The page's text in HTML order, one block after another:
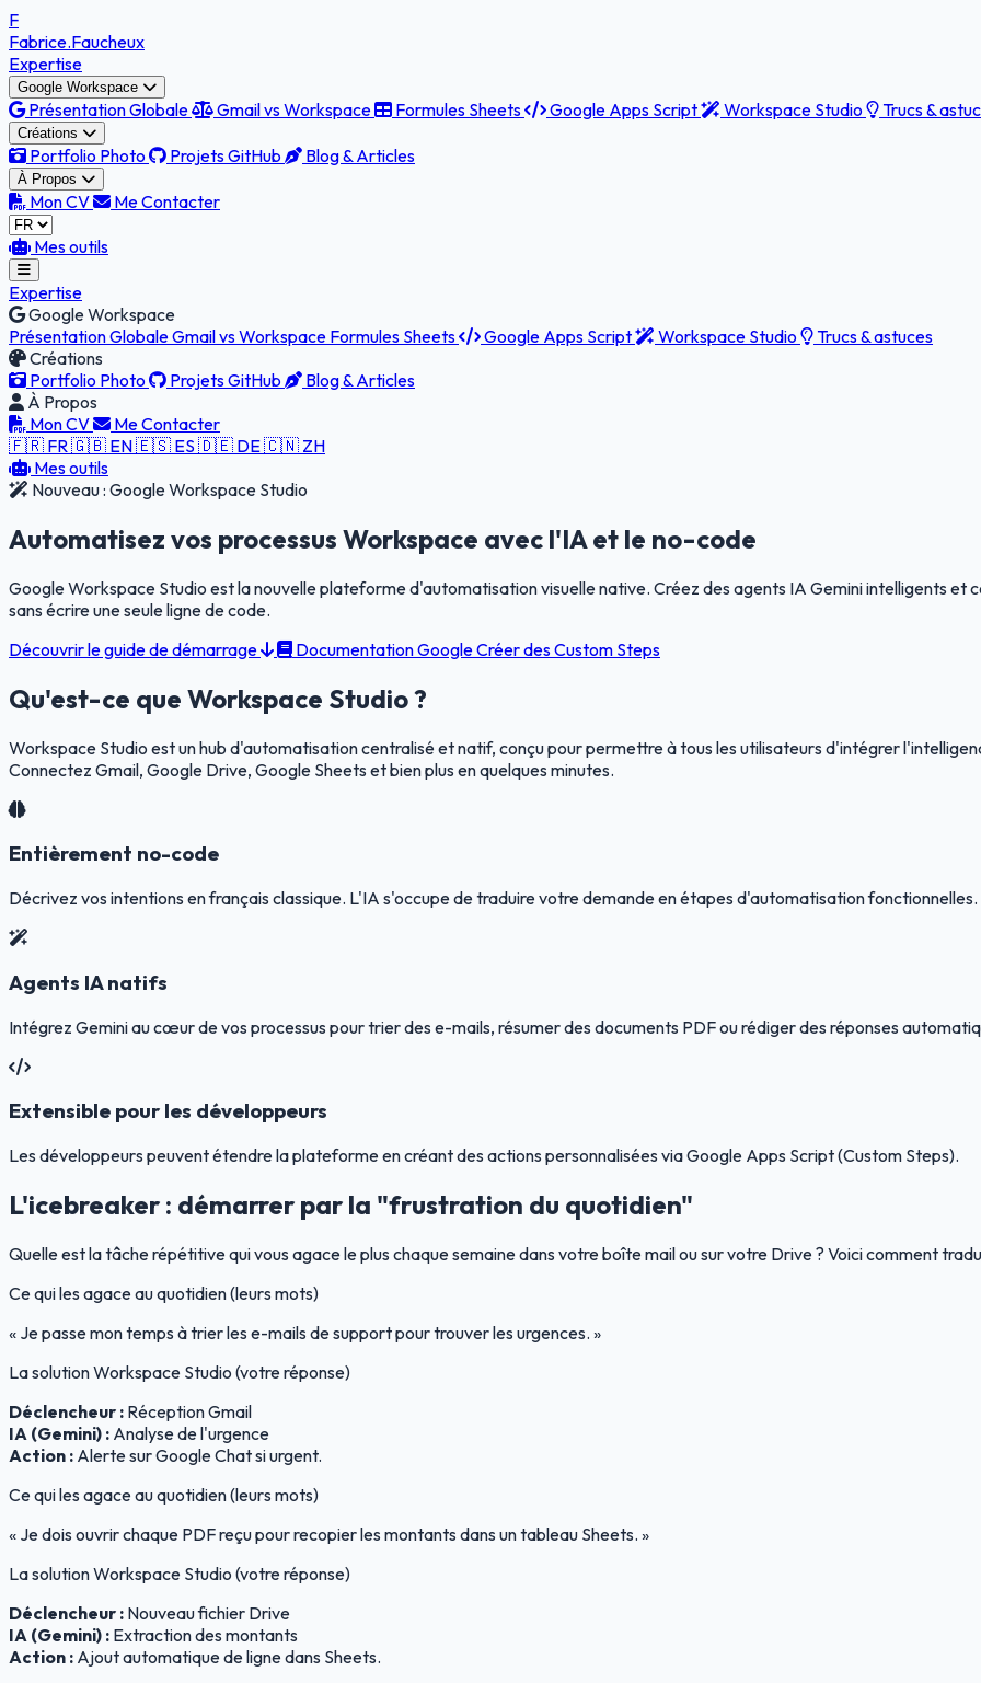
F
Fabrice.Faucheux
Expertise
Google Workspace
Présentation Globale Gmail vs Workspace Formules Sheets Google Apps Script Workspace Studio Trucs &
Créations
Portfolio Photo Projets GitHub Blog & Articles
À Propos
Mon CV Me Contacter
Mes outils
Expertise
Google Workspace
Présentation GlobaleGmail vs Workspace Formules Sheets Google Apps Script Workspace Studio
Trucs & astuces
Créations
Portfolio Photo
Projets GitHub
Blog & Articles
À Propos
Mon CV
Me Contacter
🇫🇷 FR🇬🇧 EN🇪🇸 ES 🇩🇪 DE🇨🇳 ZH
Mes outils
Nouveau : Google Workspace Studio
Automatisez vos processus Workspace avec l'IA et le no-code
Google Workspace Studio est la nouvelle plateforme d'automatisation visuelle native. Créez des agents IA Gemini intelligents et
sans écrire une seule ligne de code.
Découvrir le guide de démarrage
Documentation GoogleCréer des Custom Steps
Qu'est-ce que Workspace Studio ?
Workspace Studio est un hub d'automatisation centralisé et natif, conçu pour permettre à tous les utilisateurs d'intégrer
Connectez Gmail, Google Drive, Google Sheets et bien plus en quelques minutes.
Entièrement no-code
Décrivez vos intentions en français classique. L'IA s'occupe de traduire votre demande en étapes d'automatisation fonctionnelles.
Agents IA natifs
Intégrez Gemini au cœur de vos processus pour trier des e-mails, résumer des documents PDF ou rédiger des réponses
Extensible pour les développeurs
Les développeurs peuvent étendre la plateforme en créant des actions personnalisées via Google Apps Script (Custom Steps).
L'icebreaker : démarrer par la "frustration du quotidien"
Quelle est la tâche répétitive qui vous agace le plus chaque semaine dans votre boîte mail ou sur votre Drive ? Voici comment
Ce qui les agace au quotidien (leurs mots)
« Je passe mon temps à trier les e-mails de support pour trouver les urgences. »
La solution Workspace Studio (votre réponse)
Déclencheur : Réception Gmail
IA (Gemini) : Analyse de l'urgence
Action : Alerte sur Google Chat si urgent.
Ce qui les agace au quotidien (leurs mots)
« Je dois ouvrir chaque PDF reçu pour recopier les montants dans un tableau Sheets. »
La solution Workspace Studio (votre réponse)
Déclencheur : Nouveau fichier Drive
IA (Gemini) : Extraction des montants
Action : Ajout automatique de ligne dans Sheets.